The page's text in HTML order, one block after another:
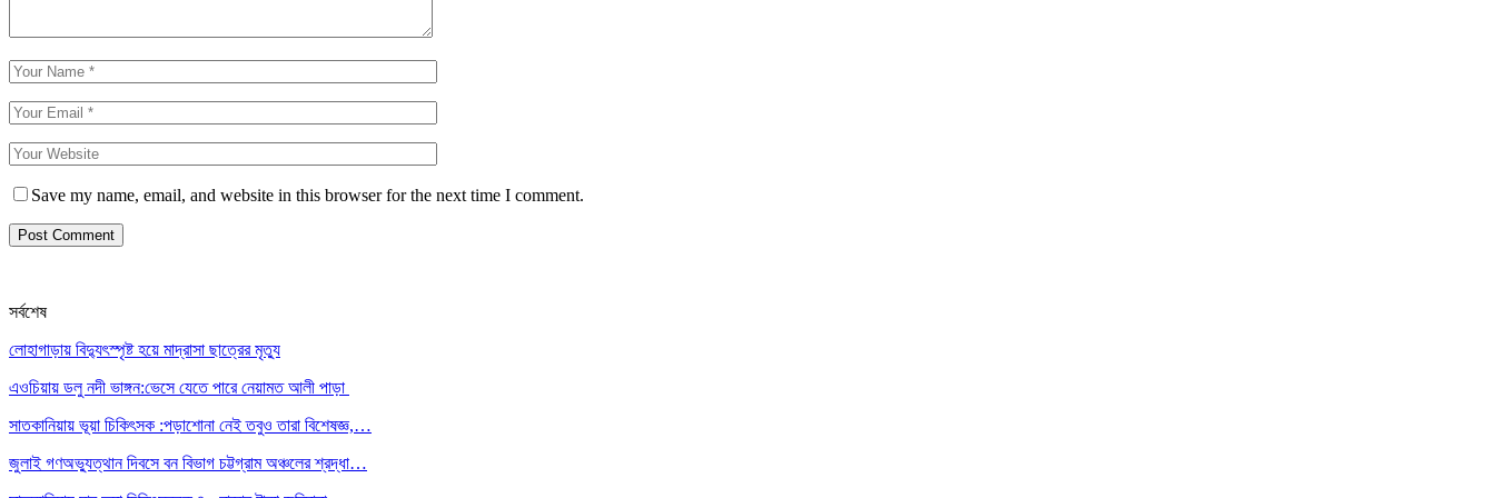
Save my name, email, and website in this browser for the next time I comment.
সর্বশেষ
লোহাগাড়ায় বিদ্যুৎস্পৃষ্ট হয়ে মাদ্রাসা ছাত্রের মৃত্যু
এওচিয়ায় ডলু নদী ভাঙ্গন:ভেসে যেতে পারে নেয়ামত আলী পাড়া
সাতকানিয়ায় ভূয়া চিকিৎসক :পড়াশোনা নেই তবুও তারা বিশেষজ্ঞ,…
জুলাই গণঅভ্যুত্থান দিবসে বন বিভাগ চট্টগ্রাম অঞ্চলের শ্রদ্ধা…